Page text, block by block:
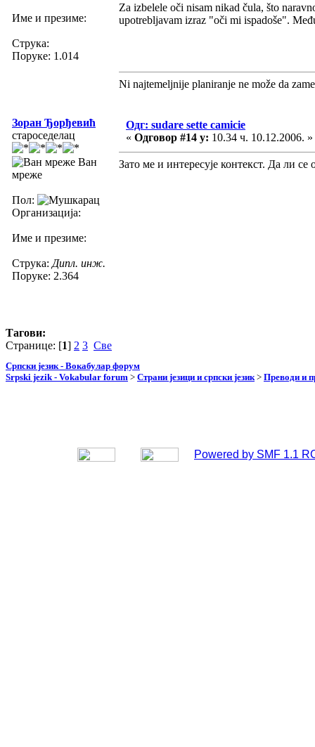
Име и презиме:
Струка:
Поруке: 1.014
Za izbelele oči nisam nikad čula, što
upotrebljavam izraz "oči mi ispadoše".
Ni najtemeljnije planiranje ne može da
Зоран Ђорђевић
староседелац
Ван
мреже
Пол:
Организација:
Име и презиме:
Струка: Дипл. инж.
Поруке: 2.364
Одг: sudare sette camicie
« Одговор #14 у: 10.34 ч. 10.12.2006. »
Зато ме и интересује контекст. Да ли се
Тагови:
Странице: [1] 2 3 Све
Српски језик - Вокабулар форум
Srpski jezik - Vokabular forum > Страни језици и српски језик> Преводи и
Powered by SMF 1.1